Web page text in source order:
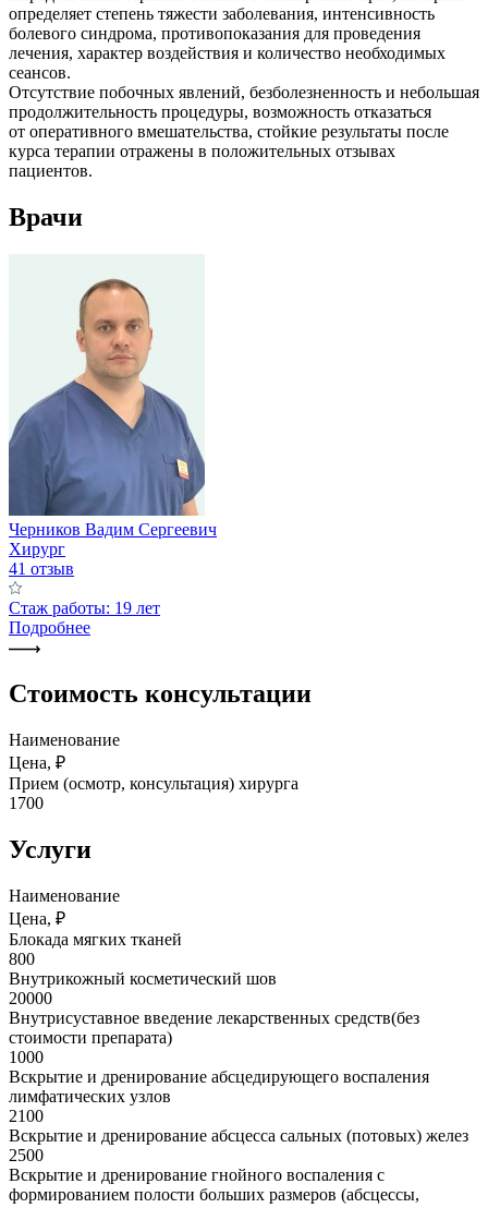
определяет степень тяжести заболевания, интенсивность
болевого синдрома, противопоказания для проведения
лечения, характер воздействия и количество необходимых
сеансов.
Отсутствие побочных явлений, безболезненность и небольшая
продолжительность процедуры, возможность отказаться
от оперативного вмешательства, стойкие результаты после
курса терапии отражены в положительных отзывах
пациентов.
Врачи
Черников Вадим Сергеевич
Хирург
41 отзыв
Стаж работы: 19 лет
Подробнее
Стоимость консультации
Наименование
Цена, ₽
Прием (осмотр, консультация) хирурга
1700
Услуги
Наименование
Цена, ₽
Блокада мягких тканей
800
Внутрикожный косметический шов
20000
Внутрисуставное введение лекарственных средств(без
стоимости препарата)
1000
Вскрытие и дренирование абсцедирующего воспаления
лимфатических узлов
2100
Вскрытие и дренирование абсцесса сальных (потовых) желез
2500
Вскрытие и дренирование гнойного воспаления с
формированием полости больших размеров (абсцессы,